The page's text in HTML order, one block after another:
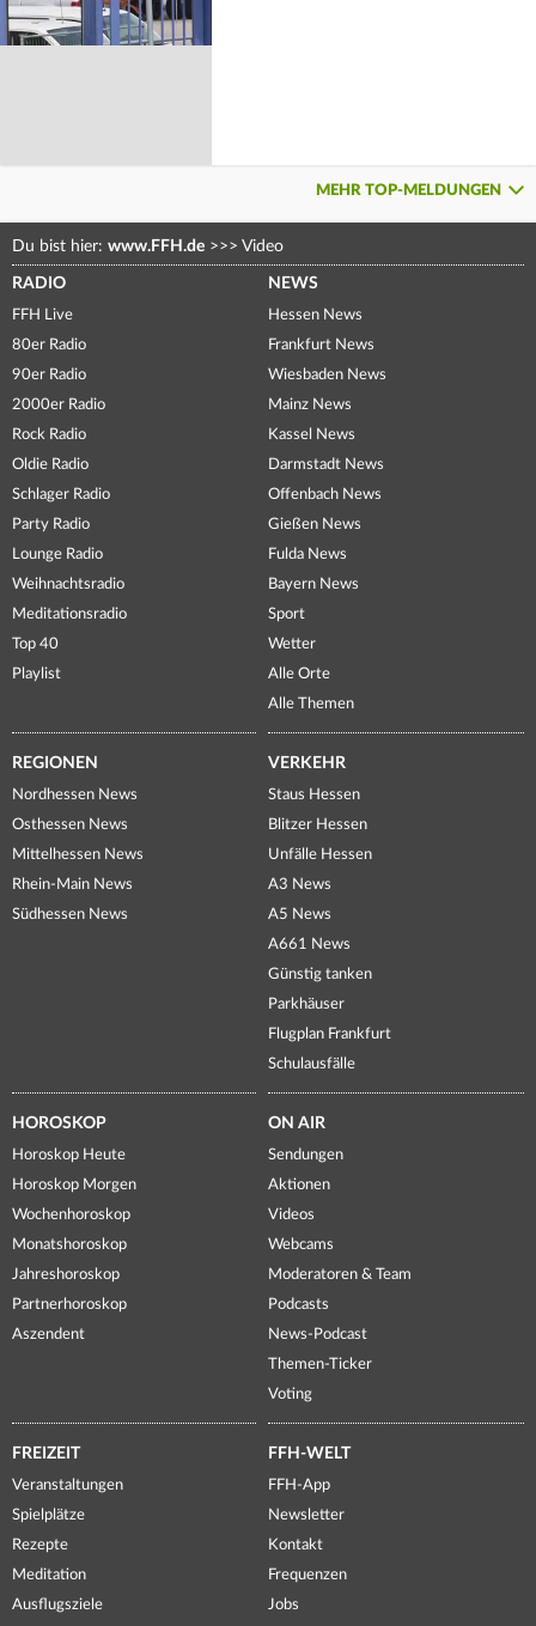
MEHR TOP-MELDUNGEN
Du bist hier: www.FFH.de >>> Video
RADIO
FFH Live
80er Radio
90er Radio
2000er Radio
Rock Radio
Oldie Radio
Schlager Radio
Party Radio
Lounge Radio
Weihnachtsradio
Meditationsradio
Top 40
Playlist
NEWS
Hessen News
Frankfurt News
Wiesbaden News
Mainz News
Kassel News
Darmstadt News
Offenbach News
Gießen News
Fulda News
Bayern News
Sport
Wetter
Alle Orte
Alle Themen
REGIONEN
Nordhessen News
Osthessen News
Mittelhessen News
Rhein-Main News
Südhessen News
VERKEHR
Staus Hessen
Blitzer Hessen
Unfälle Hessen
A3 News
A5 News
A661 News
Günstig tanken
Parkhäuser
Flugplan Frankfurt
Schulausfälle
HOROSKOP
Horoskop Heute
Horoskop Morgen
Wochenhoroskop
Monatshoroskop
Jahreshoroskop
Partnerhoroskop
Aszendent
ON AIR
Sendungen
Aktionen
Videos
Webcams
Moderatoren & Team
Podcasts
News-Podcast
Themen-Ticker
Voting
FREIZEIT
Veranstaltungen
Spielplätze
Rezepte
Meditation
Ausflugsziele
FFH-WELT
FFH-App
Newsletter
Kontakt
Frequenzen
Jobs